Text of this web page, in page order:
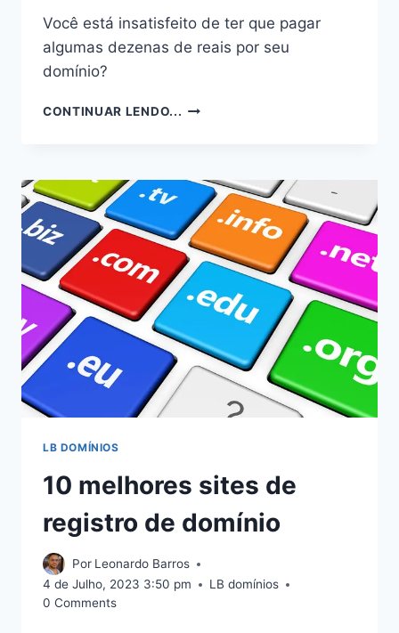
Você está insatisfeito de ter que pagar
algumas dezenas de reais por seu
domínio?
CONTINUAR LENDO... CONHEÇA
MAIS
VALIOSOS
DA
INTERNET
LB DOMÍNIOS
10 melhores sites de
registro de domínio
Por Leonardo Barros
4 de Julho, 2023 3:50 pm
LB domínios
0 Comments